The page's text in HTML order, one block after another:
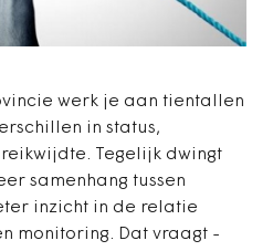
werk je aan tientallen
in status,
Tegelijk dwingt
samenhang tussen
inzicht in de relatie
monitoring. Dat vraagt -